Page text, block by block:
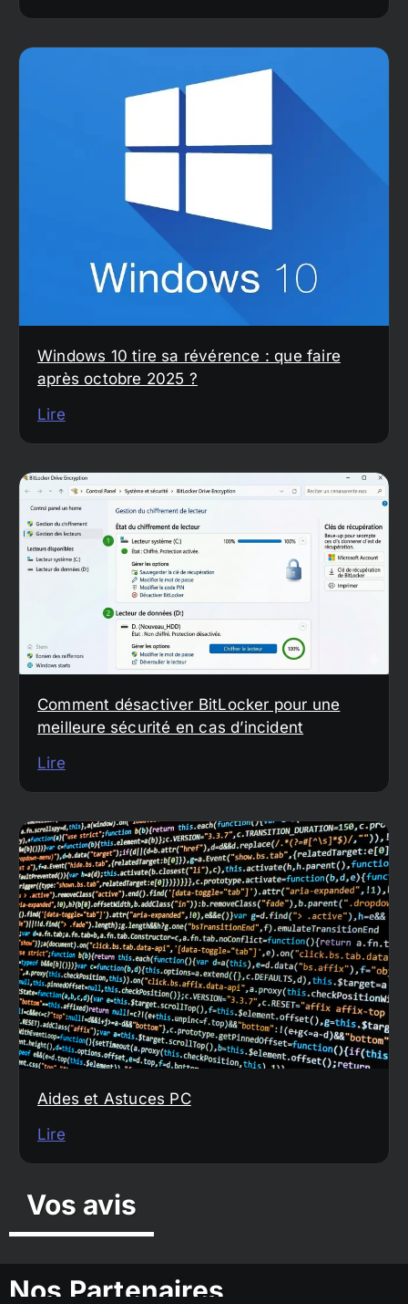
Windows 10 tire sa révérence : que faire
après octobre 2025 ?
Lire
Comment désactiver BitLocker pour une
meilleure sécurité en cas d’incident
Lire
Aides et Astuces PC
Lire
Vos avis
Nos Partenaires